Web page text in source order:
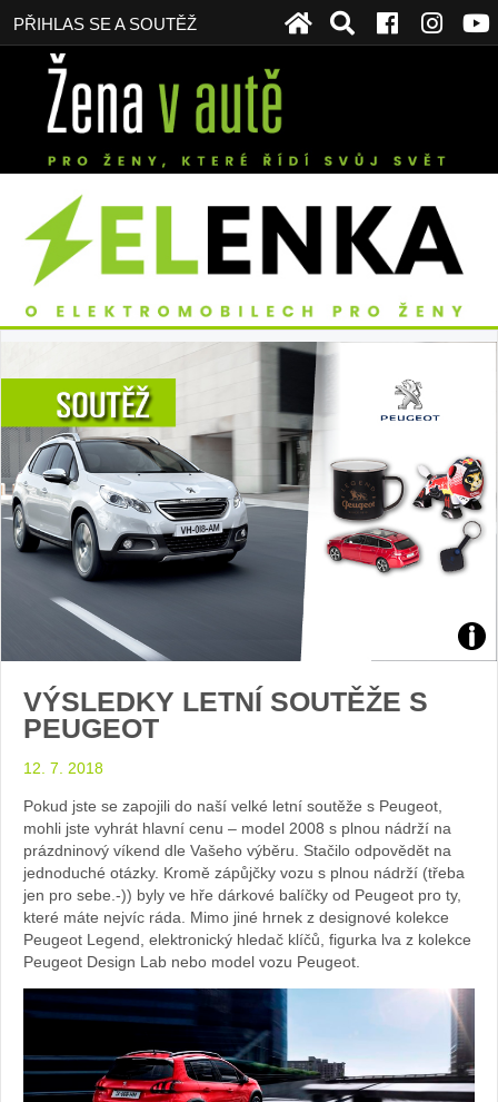
PŘIHLAS SE A SOUTĚŽ
VÝSLEDKY LETNÍ SOUTĚŽE S
PEUGEOT
12. 7. 2018
Pokud jste se zapojili do naší velké letní soutěže s Peugeot,
mohli jste vyhrát hlavní cenu – model 2008 s plnou nádrží na
prázdninový víkend dle Vašeho výběru. Stačilo odpovědět na
jednoduché otázky. Kromě zápůjčky vozu s plnou nádrží (třeba
jen pro sebe.-)) byly ve hře dárkové balíčky od Peugeot pro ty,
které máte nejvíc ráda. Mimo jiné hrnek z designové kolekce
Peugeot Legend, elektronický hledač klíčů, figurka lva z kolekce
Peugeot Design Lab nebo model vozu Peugeot.